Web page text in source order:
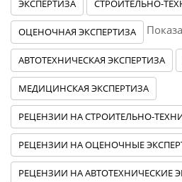
ЭКСПЕРТИЗА СТРОИТЕЛЬНО-
ОЦЕНОЧНАЯ ЭКСПЕРТИЗА
АВТОТЕХНИЧЕСКАЯ ЭКСПЕРТИЗА
МЕДИЦИНСКАЯ ЭКСПЕРТИЗА
РЕЦЕНЗИИ НА СТРОИТЕЛЬНО-
РЕЦЕНЗИИ НА ОЦЕНОЧНЫЕ
РЕЦЕНЗИИ НА АВТОТЕХНИЧЕСКИЕ